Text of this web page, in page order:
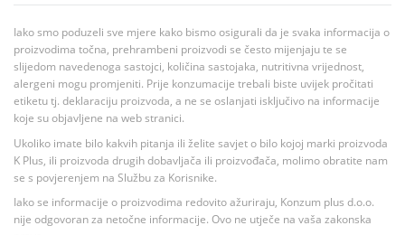
Iako smo poduzeli sve mjere kako bismo osigurali da je svaka informacija o
proizvodima točna, prehrambeni proizvodi se često mijenjaju te se
slijedom navedenoga sastojci, količina sastojaka, nutritivna vrijednost,
alergeni mogu promjeniti. Prije konzumacije trebali biste uvijek pročitati
etiketu tj. deklaraciju proizvoda, a ne se oslanjati isključivo na informacije
koje su objavljene na web stranici.
Ukoliko imate bilo kakvih pitanja ili želite savjet o bilo kojoj marki proizvoda
K Plus, ili proizvoda drugih dobavljača ili proizvođača, molimo obratite nam
se s povjerenjem na Službu za Korisnike.
Iako se informacije o proizvodima redovito ažuriraju, Konzum plus d.o.o.
nije odgovoran za netočne informacije. Ovo ne utječe na vaša zakonska